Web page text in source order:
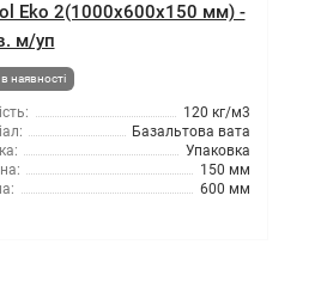
Eko 2(1000x600x150 мм) -
м/уп
наявності
120 кг/м3
Базальтова вата
Упаковка
150 мм
600 мм